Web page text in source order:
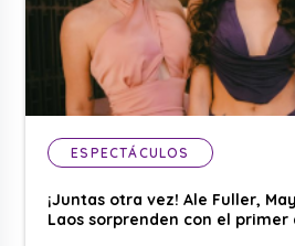
ESPECTÁCULOS
¡Juntas otra vez! Ale Fuller,
Laos sorprenden con el primer